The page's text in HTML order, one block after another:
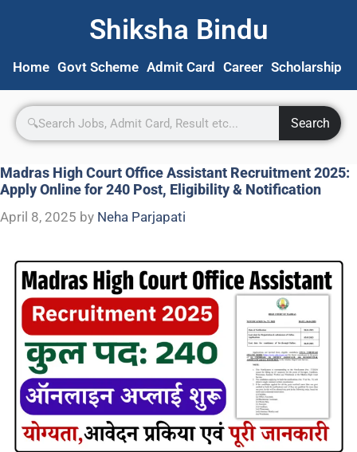
Shiksha Bindu
Home Govt Scheme Admit Card Career Scholarship
Search
Madras High Court Office Assistant Recruitment 2025:
Apply Online for 240 Post, Eligibility & Notification
April 8, 2025 by Neha Parjapati